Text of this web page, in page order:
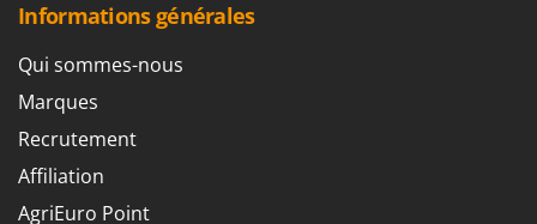
Informations générales
Qui sommes-nous
Marques
Recrutement
Affiliation
AgriEuro Point